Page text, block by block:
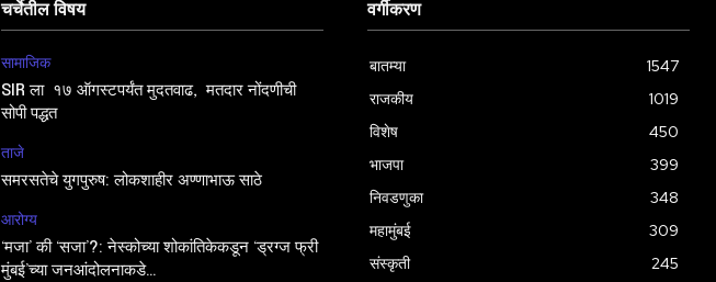
चर्चेतील विषय
सामाजिक
SIR ला १७ ऑगस्टपर्यंत मुदतवाढ, मतदार नोंदणीची
सोपी पद्धत
ताजे
समरसतेचे युगपुरुष: लोकशाहीर अण्णाभाऊ साठे
आरोग्य
‘मजा’ की ‘सजा’?: नेस्कोच्या शोकांतिकेकडून ‘ड्रग्ज फ्री
मुंबई’च्या जनआंदोलनाकडे…
वर्गीकरण
बातम्या
1547
राजकीय
1019
विशेष
450
भाजपा
399
निवडणुका
348
महामुंबई
309
संस्कृती
245